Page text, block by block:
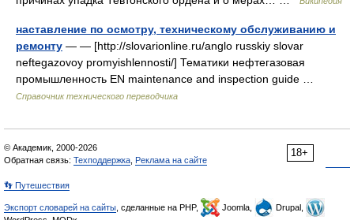
наставление по осмотру, техническому обслуживанию и
ремонту — — [http://slovarionline.ru/anglo russkiy slovar
neftegazovoy promyishlennosti/] Тематики нефтегазовая
промышленность EN maintenance and inspection guide …
Справочник технического переводчика
18+
© Академик, 2000-2026
Обратная связь: Техподдержка Реклама на сайте
👣 Путешествия
Экспорт словарей на сайты , сделанные на PHP, Joomla,
Drupal,